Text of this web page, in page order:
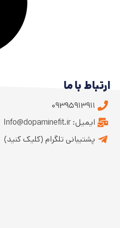
ارتباط با ما
۰۹۳۹۵۹۱۳۹۱۱
ایمیل: Info@dopaminefit.ir
پشتیبانی تلگرام (کلیک کنید)